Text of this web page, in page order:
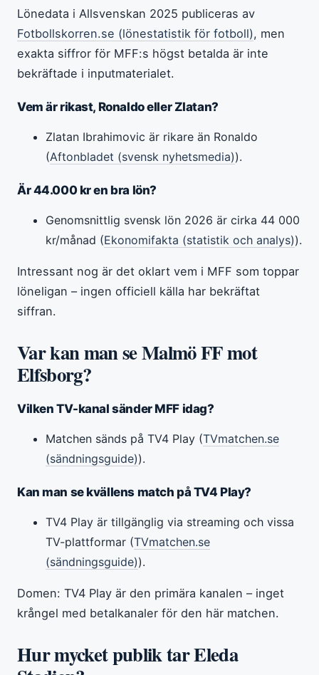
Lönedata i Allsvenskan 2025 publiceras av
Fotbollskorren.se (lönestatistik för fotboll), men
exakta siffror för MFF:s högst betalda är inte
bekräftade i inputmaterialet.
Vem är rikast, Ronaldo eller Zlatan?
Zlatan Ibrahimovic är rikare än Ronaldo
(Aftonbladet (svensk nyhetsmedia)).
Är 44.000 kr en bra lön?
Genomsnittlig svensk lön 2026 är cirka 44 000
kr/månad (Ekonomifakta (statistik och analys)).
Intressant nog är det oklart vem i MFF som toppar
löneligan – ingen officiell källa har bekräftat
siffran.
Var kan man se Malmö FF mot
Elfsborg?
Vilken TV-kanal sänder MFF idag?
Matchen sänds på TV4 Play (TVmatchen.se
(sändningsguide)).
Kan man se kvällens match på TV4 Play?
TV4 Play är tillgänglig via streaming och vissa
TV-plattformar (TVmatchen.se
(sändningsguide)).
Domen: TV4 Play är den primära kanalen – inget
krångel med betalkanaler för den här matchen.
Hur mycket publik tar Eleda